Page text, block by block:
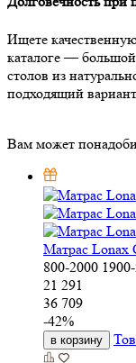
Ищете
каталоге —
столов из
подходящий
Вам может
Матрас Lonax
800-2000
21 291
36 709
-42%
в корзину